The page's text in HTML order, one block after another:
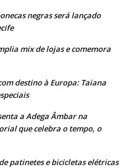
negras será lançado
mix de lojas e comemora
destino à Europa: Taiana
a Adega Âmbar na
que celebra o tempo, o
patinetes e bicicletas elétricas